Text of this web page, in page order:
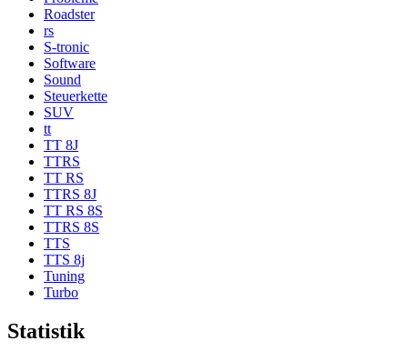
Roadster
rs
S-tronic
Software
Sound
Steuerkette
SUV
tt
TT 8J
TTRS
TT RS
TTRS 8J
TT RS 8S
TTRS 8S
TTS
TTS 8j
Tuning
Turbo
Statistik